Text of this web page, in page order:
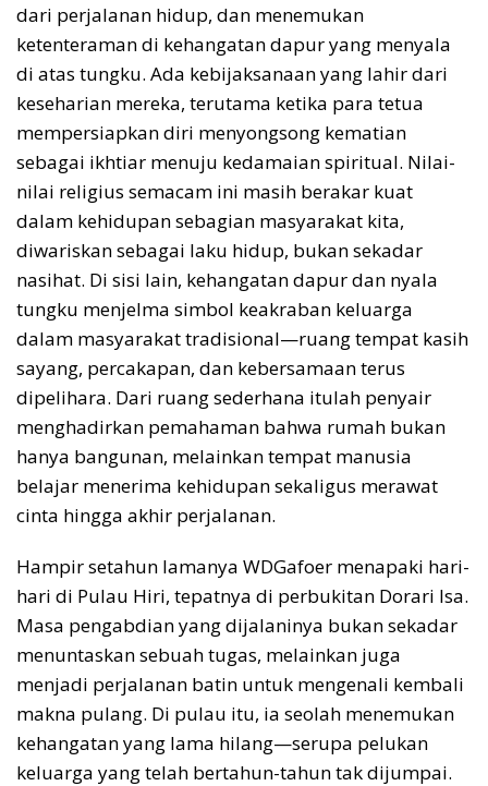
dari perjalanan hidup, dan menemukan
ketenteraman di kehangatan dapur yang menyala
di atas tungku. Ada kebijaksanaan yang lahir dari
keseharian mereka, terutama ketika para tetua
mempersiapkan diri menyongsong kematian
sebagai ikhtiar menuju kedamaian spiritual. Nilai-
nilai religius semacam ini masih berakar kuat
dalam kehidupan sebagian masyarakat kita,
diwariskan sebagai laku hidup, bukan sekadar
nasihat. Di sisi lain, kehangatan dapur dan nyala
tungku menjelma simbol keakraban keluarga
dalam masyarakat tradisional—ruang tempat kasih
sayang, percakapan, dan kebersamaan terus
dipelihara. Dari ruang sederhana itulah penyair
menghadirkan pemahaman bahwa rumah bukan
hanya bangunan, melainkan tempat manusia
belajar menerima kehidupan sekaligus merawat
cinta hingga akhir perjalanan.
Hampir setahun lamanya WDGafoer menapaki hari-
hari di Pulau Hiri, tepatnya di perbukitan Dorari Isa.
Masa pengabdian yang dijalaninya bukan sekadar
menuntaskan sebuah tugas, melainkan juga
menjadi perjalanan batin untuk mengenali kembali
makna pulang. Di pulau itu, ia seolah menemukan
kehangatan yang lama hilang—serupa pelukan
keluarga yang telah bertahun-tahun tak dijumpai.